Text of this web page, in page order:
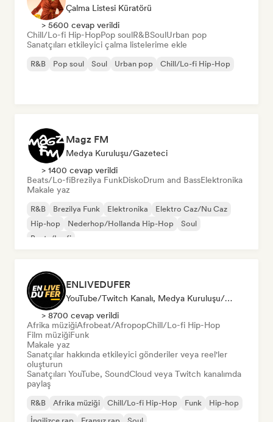
Çalma Listesi Küratörü
> 5600 cevap verildi
Chill/Lo-fi Hip-HopPop soulR&BSoulUrban pop
Sanatçıları etkileyici çalma listelerime ekle
R&B Pop soul Soul Urban pop Chill/Lo-fi Hip-Hop
Magz FM
Medya Kuruluşu/Gazeteci
> 1400 cevap verildi
Beats/Lo-fiBrezilya FunkDiskoDrum and BassElektronika
Makale yaz
R&B Brezilya Funk Elektronika
Elektro Caz/Nu Caz
Hip-hop
Nederhop/Hollanda Hip-Hop
Soul
Beats/Lo-fi
ENLIVEDUFER
YouTube/Twitch Kanalı, Medya Kuruluşu/Gazeteci, Sosyal Medya Etkileyici
> 8700 cevap verildi
Afrika müziğiAfrobeat/AfropopChill/Lo-fi Hip-Hop
Film müziğiFunk
Makale yaz
Sanatçılar hakkında etkileyici gönderiler veya reel'ler
oluşturun
Sanatçıları YouTube, SoundCloud veya Twitch kanalımda
paylaş
R&B Afrika müziği Chill/Lo-fi Hip-Hop Funk
Hip-hop